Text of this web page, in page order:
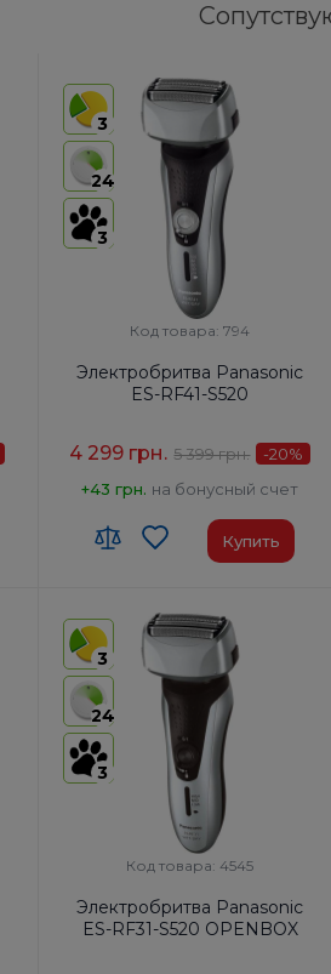
3
24
3
Код товара: 794
Электробритва Panasonic
ES-RF41-S520
4 299 грн. 5 399 грн. -20%
+43 грн. на бонусный счет
Купить
3
24
3
Код товара: 4545
Электробритва Panasonic
ES-RF31-S520 OPENBOX